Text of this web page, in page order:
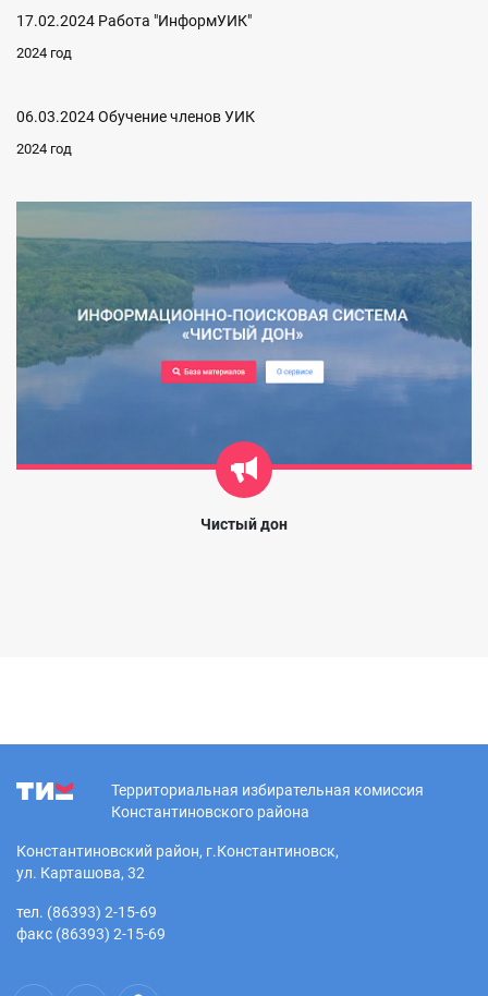
17.02.2024 Работа "ИнформУИК"
2024 год
06.03.2024 Обучение членов УИК
2024 год
Чистый дон
Территориальная избирательная комиссия
Константиновского района
Константиновский район, г.Константиновск,
ул. Карташова, 32
тел. (86393) 2-15-69
факс (86393) 2-15-69